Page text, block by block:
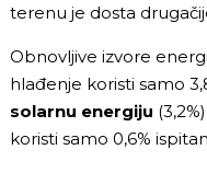
terenu je dosta
Obnovljive izvore
hlađenje koristi samo
solarnu energiju
koristi samo 0,6%